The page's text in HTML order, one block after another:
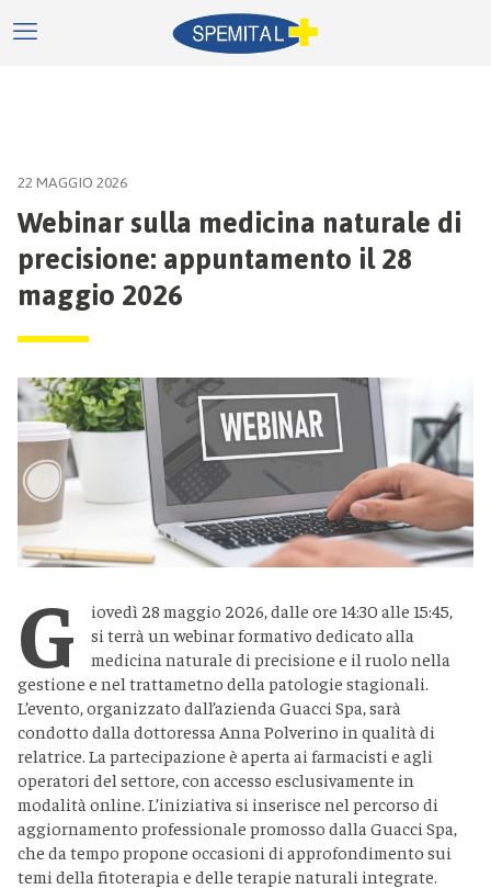
22 MAGGIO 2026
Webinar sulla medicina naturale di
precisione: appuntamento il 28
maggio 2026
G
iovedì 28 maggio 2026, dalle ore 14:30 alle 15:45,
si terrà un webinar formativo dedicato alla
medicina naturale di precisione e il ruolo nella
gestione e nel trattametno della patologie stagionali.
L’evento, organizzato dall’azienda Guacci Spa, sarà
condotto dalla dottoressa Anna Polverino in qualità di
relatrice. La partecipazione è aperta ai farmacisti e agli
operatori del settore, con accesso esclusivamente in
modalità online. L’iniziativa si inserisce nel percorso di
aggiornamento professionale promosso dalla Guacci Spa,
che da tempo propone occasioni di approfondimento sui
temi della fitoterapia e delle terapie naturali integrate.